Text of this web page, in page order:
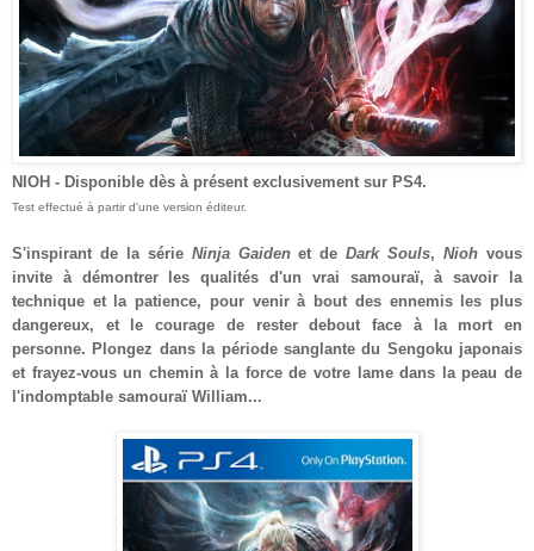
NIOH - Disponible dès à présent exclusivement sur PS4.
Test effectué à partir d'une version éditeur.
S'inspirant de la série Ninja Gaidenet deDark Souls,Nioh vous
invite à démontrer les qualités d'un vrai samouraï, à savoir la
technique et la patience, pour venir à bout des ennemis les plus
dangereux, et le courage de rester debout face à la mort en
personne. Plongez dans la période sanglante du Sengoku japonais
et frayez-vous un chemin à la force de votre lame dans la peau de
l'indomptable samouraï William...